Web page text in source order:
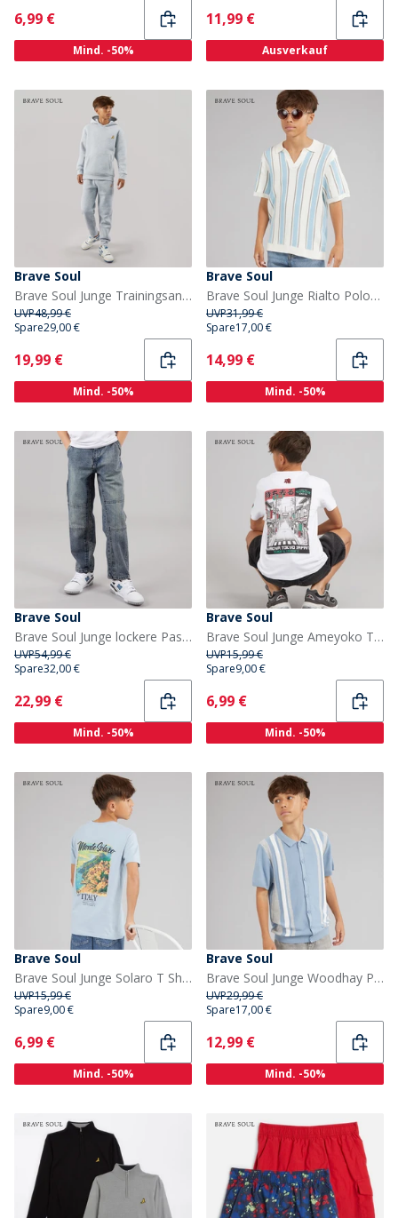
Current
6,99 €
Mind. -50%
Current
11,99 €
Ausverkauf
Brave Soul
Brave Soul Junge Trainingsanzug Hell Grau Meliert
UVP48,99 €
Spare29,00 €
Current
19,99 €
Mind. -50%
Brave Soul
Brave Soul Junge Rialto Polohemd Cream/Pale Blue/Lt Grey
UVP31,99 €
Spare17,00 €
Current
14,99 €
Mind. -50%
Brave Soul
Brave Soul Junge lockere Passform Jeans Mid Blue
UVP54,99 €
Spare32,00 €
Current
22,99 €
Mind. -50%
Brave Soul
Brave Soul Junge Ameyoko T Shirt Optik Weiß/Mehrfarbig
UVP15,99 €
Spare9,00 €
Current
6,99 €
Mind. -50%
Brave Soul
Brave Soul Junge Solaro T Shirt Light Blue/Multi-Colour
UVP15,99 €
Spare9,00 €
Current
6,99 €
Mind. -50%
Brave Soul
Brave Soul Junge Woodhay Polo Shirt Steel Blue
UVP29,99 €
Spare17,00 €
Current
12,99 €
Mind. -50%